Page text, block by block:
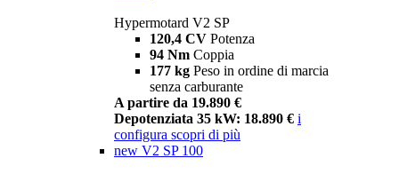
Hypermotard V2 SP
120,4 CV Potenza
94 Nm Coppia
177 kg Peso in ordine di marcia
senza carburante
A partire da 19.890 €
Depotenziata 35 kW: 18.890 € i
configura scopri di più
new V2 SP 100